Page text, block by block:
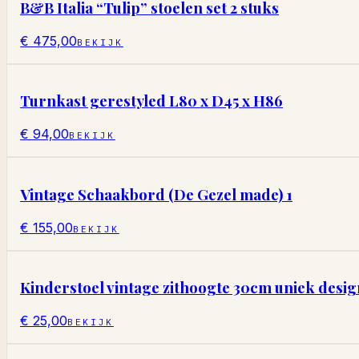
B&B Italia “Tulip” stoelen set 2 stuks
€ 475,00BEKIJK
Turnkast gerestyled L80 x D45 x H86
€ 94,00BEKIJK
Vintage Schaakbord (De Gezel made) 1
€ 155,00BEKIJK
Kinderstoel vintage zithoogte 30cm uniek
€ 25,00BEKIJK